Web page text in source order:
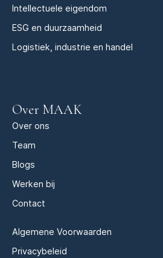
Intellectuele eigendom
ESG en duurzaamheid
Logistiek, industrie en handel
Over MAAK
Over ons
Team
Blogs
Werken bij
Contact
Algemene Voorwaarden
Privacybeleid